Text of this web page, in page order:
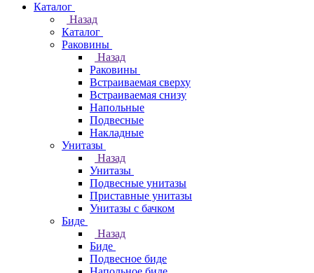
Каталог
Назад
Каталог
Раковины
Назад
Раковины
Встраиваемая сверху
Встраиваемая снизу
Напольные
Подвесные
Накладные
Унитазы
Назад
Унитазы
Подвесные унитазы
Приставные унитазы
Унитазы с бачком
Биде
Назад
Биде
Подвесное биде